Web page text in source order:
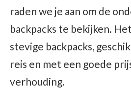
raden we je aan om de
backpacks te bekijken.
stevige backpacks,
reis en met een goede
verhouding.